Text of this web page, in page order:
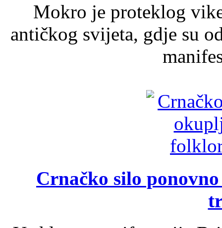
Mokro je proteklog
antičkog svijeta, gdje su
Crnačko silo